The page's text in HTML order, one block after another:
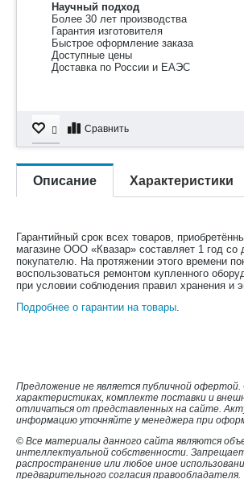
Научный подход
Более 30 лет производства
Гарантия изготовителя
Быстрое оформление заказа
Доступные цены
Доставка по России и ЕАЭС
Сравнить
Описание Характеристики
Гарантийный срок всех товаров,
магазине ООО «Квазар» составляет 1 год со
покупателю. На протяжении этого времени
воспользоваться ремонтом купленного
при условии соблюдения правил хранения и
Подробнее о гарантии на товары.
Предложение не является публичной офертой.
характеристиках, комплекте поставки и
отличаться от представленных на сайте.
информацию уточняйте у менеджера при
© Все материалы данного сайта являются
интеллектуальной собственности.
распространение или любое иное
предварительного согласия правообладателя.